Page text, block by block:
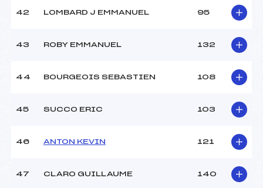
42 LOMBARD J EMMANUEL 95
43 ROBY EMMANUEL 132
44 BOURGEOIS SEBASTIEN 108
45 SUCCO ERIC 103
46 ANTON KEVIN 121
47 CLARO GUILLAUME 140